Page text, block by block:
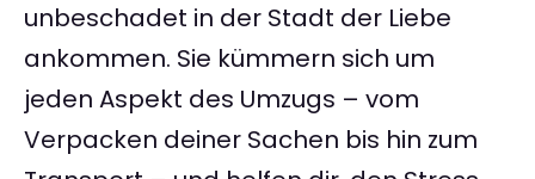
unbeschadet in der Stadt der Liebe
ankommen. Sie kümmern sich um
jeden Aspekt des Umzugs – vom
Verpacken deiner Sachen bis hin zum